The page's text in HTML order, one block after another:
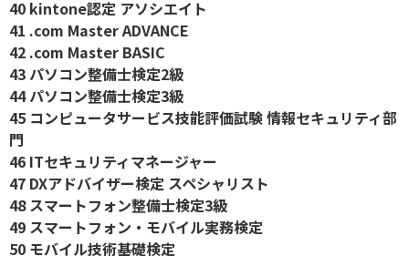
40 kintone認定 アソシエイト
41 .com Master ADVANCE
42 .com Master BASIC
43 パソコン整備士検定2級
44 パソコン整備士検定3級
45 コンピュータサービス技能評価試験 情報セキュリティ部
門
46 ITセキュリティマネージャー
47 DXアドバイザー検定 スペシャリスト
48 スマートフォン整備士検定3級
49 スマートフォン・モバイル実務検定
50 モバイル技術基礎検定